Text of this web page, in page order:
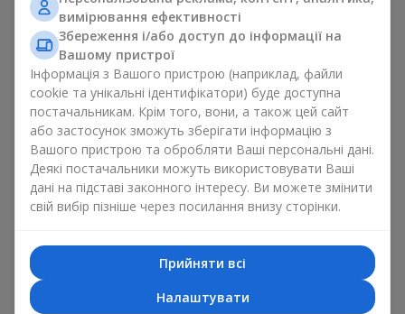
флористичної композиції в м. Одеса. Його дарують:
на день народження ;
як щедрий подарунок колезі
улюбленим жінкам тамаленьким дівчатам, яксимвол
любові.
Підійде букет жовтих хризантем і просто так, щоб підняти
настрій. Це осінні квіти, але їхнє сонячне оформлення
нагадує про золоту осінь у будь-яку пору року. Хризантеми
жовті часто називають “улюблені квіти бабусі" — вони
несуть ніжні спогади й тепло родинних зустрічей.
Що символізує букет жовтих
хризантем
вимірювання ефективності
Збереження і/або доступ до інформації на
Вашому пристрої
Інформація з Вашого пристрою (наприклад, файли
cookie та унікальні ідентифікатори) буде доступна
постачальникам. Крім того, вони, а також цей сайт
або застосунок зможуть зберігати інформацію з
Вашого пристрою та обробляти Ваші персональні дані.
Деякі постачальники можуть використовувати Ваші
дані на підставі законного інтересу. Ви можете змінити
свій вибір пізніше через посилання внизу сторінки.
Прийняти всі
Налаштувати